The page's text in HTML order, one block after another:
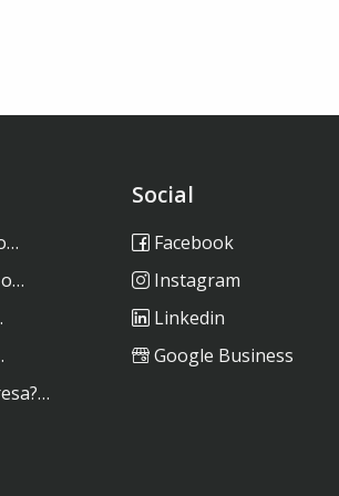
Social
Facebook
Instagram
Linkedin
Google Business